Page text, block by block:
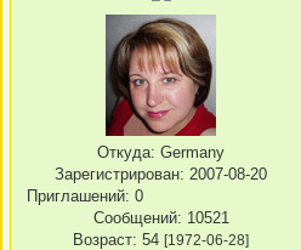
Откуда: Germany
Зарегистрирован: 2007-08-20
Приглашений: 0
Сообщений: 10521
Возраст: 54 [1972-06-28]